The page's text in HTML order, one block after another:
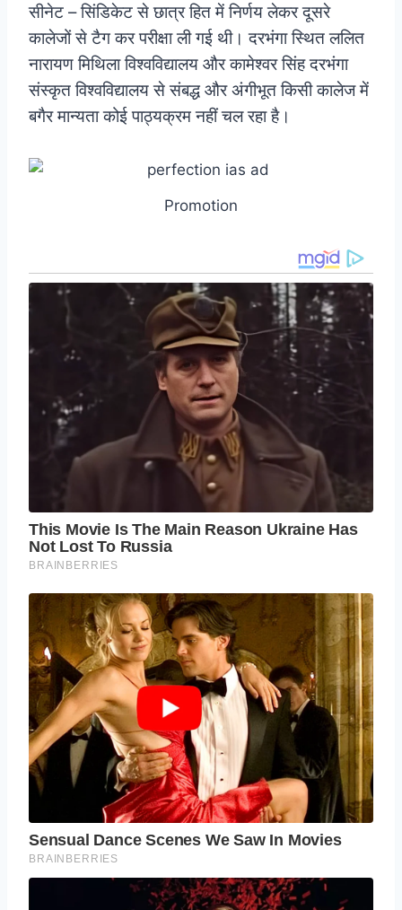
सीनेट – सिंडिकेट से छात्र हित में निर्णय लेकर दूसरे
कालेजों से टैग कर परीक्षा ली गई थी। दरभंगा स्थित ललित
नारायण मिथिला विश्वविद्यालय और कामेश्वर सिंह दरभंगा
संस्कृत विश्वविद्यालय से संबद्ध और अंगीभूत किसी कालेज में
बगैर मान्यता कोई पाठ्यक्रम नहीं चल रहा है।
Promotion